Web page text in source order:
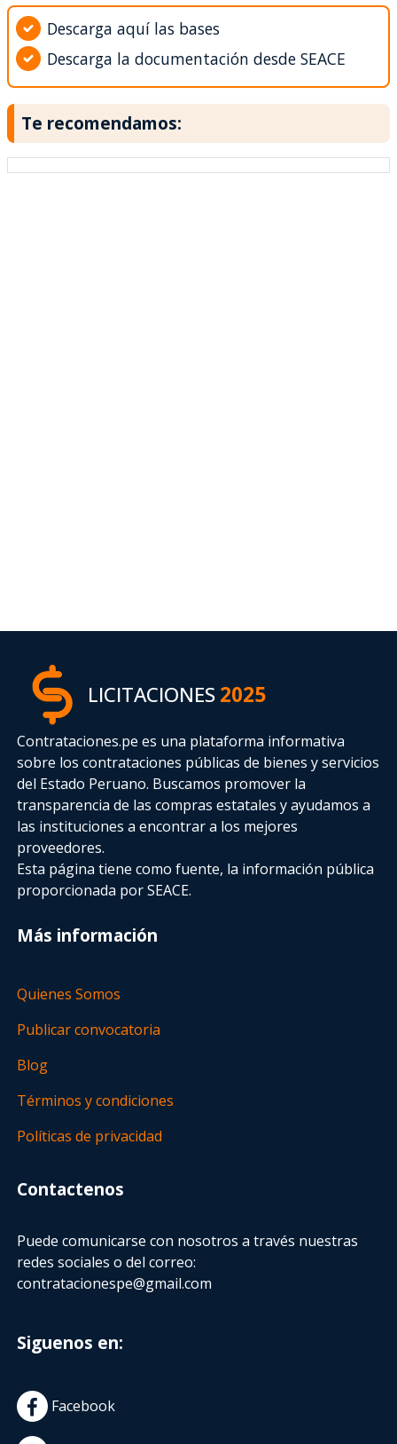
Descarga aquí las bases
Descarga la documentación desde SEACE
Te recomendamos:
LICITACIONES2025
Contrataciones.pe es una plataforma informativa
sobre los contrataciones públicas de bienes y servicios
del Estado Peruano. Buscamos promover la
transparencia de las compras estatalesy ayudamos a
las instituciones a encontrar a los mejores
proveedores.
Esta página tiene como fuente, la información pública
proporcionada por SEACE.
Más información
Quienes Somos
Publicar convocatoria
Blog
Términos y condiciones
Políticas de privacidad
Contactenos
Puede comunicarse con nosotros a través nuestras
redes sociales o del correo:
contratacionespe@gmail.com
Siguenos en:
Facebook